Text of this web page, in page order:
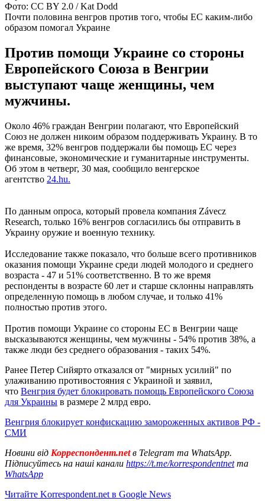
Фото: CC BY 2.0 / Kat Dodd
Почти половина венгров против того, чтобы ЕС каким-либо
образом помогал Украине
Против помощи Украине со стороны
Европейского Союза в Венгрии
выступают чаще женщины, чем
мужчины.
Около 46% граждан Венгрии полагают, что Европейский
Союз не должен никоим образом поддерживать Украину. В то
же время, 32% венгров поддержали бы помощь ЕС через
финансовые, экономические и гуманитарные инструменты.
Об этом в четверг, 30 мая, сообщило венгерское
агентство 24.hu.
По данным опроса, который провела компания Závecz
Research, только 16% венгров согласились бы отправить в
Украину оружие и военную технику.
Исследование также показало, что больше всего противников
оказания помощи Украине среди людей молодого и среднего
возраста - 47 и 51% соответственно. В то же время
респонденты в возрасте 60 лет и старше склонны направлять
определенную помощь в любом случае, и только 41%
полностью против этого.
Против помощи Украине со стороны ЕС в Венгрии чаще
высказываются женщины, чем мужчины - 54% против 38%, а
также люди без среднего образования - таких 54%.
Ранее Петер Сийярто отказался от "мирных усилий" по
улаживанию противостояния с Украиной и заявил,
что Венгрия будет блокировать помощь Европейского Союза
для Украины в размере 2 млрд евро.
Венгрия блокирует конфискацию замороженных активов РФ -
СМИ
Новини від Корреспондент.netв Telegram та WhatsApp.
Підписуйтесь на наші канали https://t.me/korrespondentnetта
WhatsApp
Читайте Korrespondent.net в Google News